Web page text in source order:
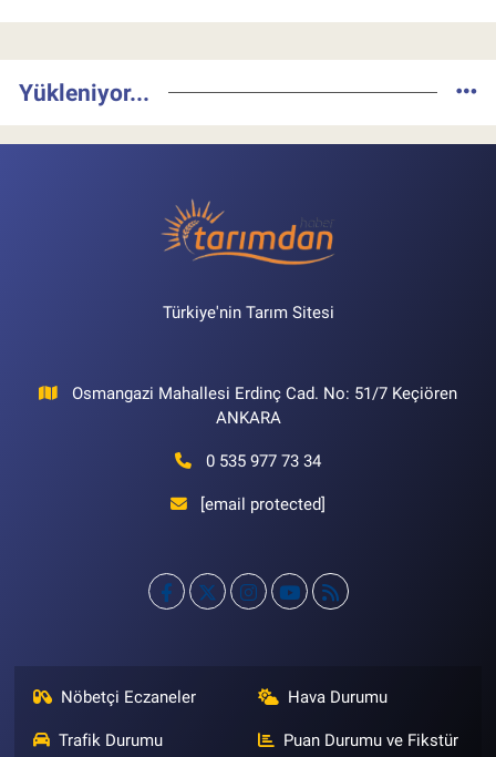
Yükleniyor...
Türkiye'nin Tarım Sitesi
Osmangazi Mahallesi Erdinç Cad. No: 51/7 Keçiören
ANKARA
0 535 977 73 34
[email protected]
Nöbetçi Eczaneler Hava Durumu
Trafik Durumu Puan Durumu ve Fikstür